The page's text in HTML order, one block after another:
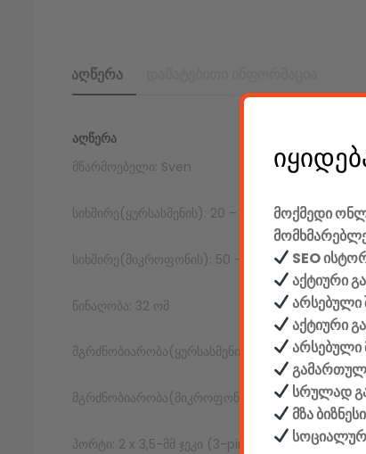
აღწერა
ᲐᲦᲬᲔᲠᲐ
მწარმოებელი: Sven
სიხშირე(ყურსასმენის): 20 – 20,000 ჰც
სიხშირე(მიკროფონის): 50 – 16,000 ჰც
წინაღობა: 32 ომ
მგრძნობიარობა(ყურსასმენის): 106 დბ
მგრძნობიარობა(მიკროფონის): -48 დბ
პორტი: 2 x 3,5-მმ ჯეკი (3-pin)
მოქმედი
SEO
აქტიური
არსებული
აქტიური
არსებული
სრულად
მზა